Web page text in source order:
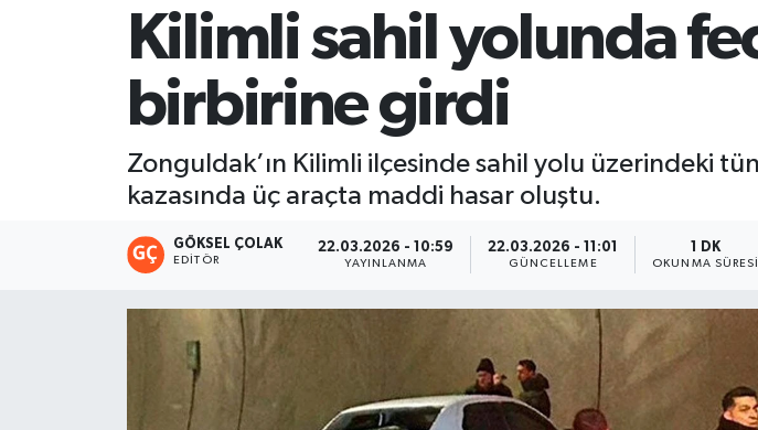
Kilimli sahil yolunda
birbirine girdi
Zonguldak’ın Kilimli ilçesinde sahil yolu üzerindeki
kazasında üç araçta maddi hasar oluştu.
GÖKSEL ÇOLAK
EDITÖR
22.03.2026 - 10:59
YAYINLANMA
22.03.2026 - 11:01
GÜNCELLEME
1 DK
OKUNMA SÜRESI
SİYASET
KARABÜK
Süper Lig Puan Durumu ve Fikstür
Son Dakika Haberleri